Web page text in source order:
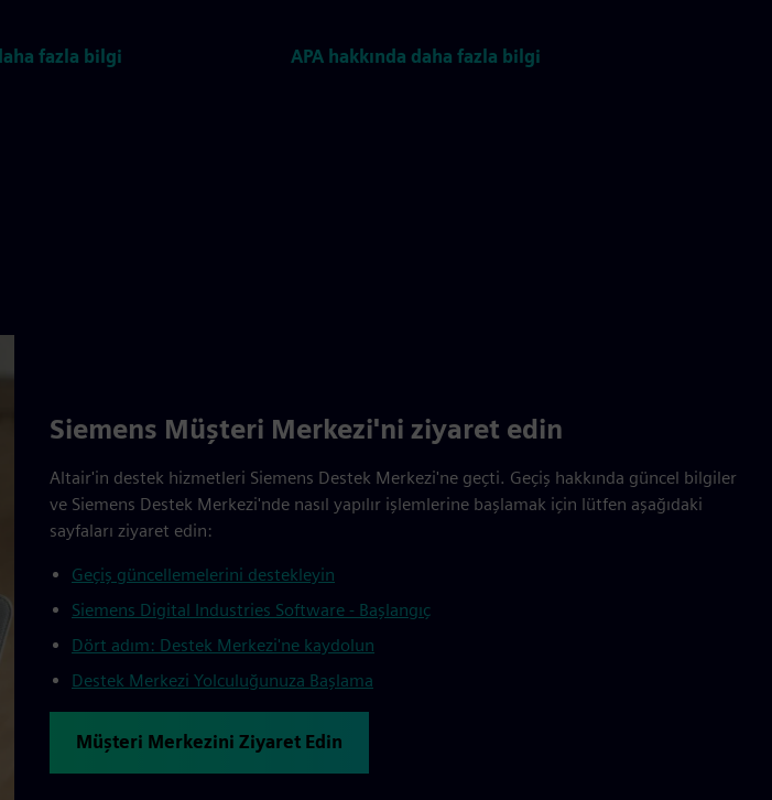
fazla bilgi APA hakkında daha fazla bilgi
Siemens Müşteri Merkezi'ni ziyaret edin
Altair'in destek hizmetleri Siemens Destek Merkezi'ne geçti. Geçiş hakkında güncel bilgiler
ve Siemens Destek Merkezi'nde nasıl yapılır işlemlerine başlamak için lütfen aşağıdaki
sayfaları ziyaret edin:
Geçiş güncellemelerini destekleyin
Siemens Digital Industries Software - Başlangıç
Dört adım: Destek Merkezi'ne kaydolun
Destek Merkezi Yolculuğunuza Başlama
Müşteri Merkezini Ziyaret Edin